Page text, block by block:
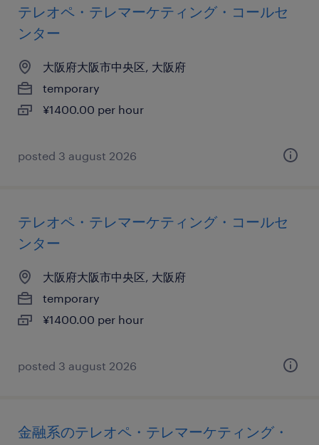
テレオペ・テレマーケティング・コールセ
ンター
大阪府大阪市中央区, 大阪府
temporary
¥1400.00 per hour
posted 3 august 2026
テレオペ・テレマーケティング・コールセ
ンター
大阪府大阪市中央区, 大阪府
temporary
¥1400.00 per hour
posted 3 august 2026
金融系のテレオペ・テレマーケティング・